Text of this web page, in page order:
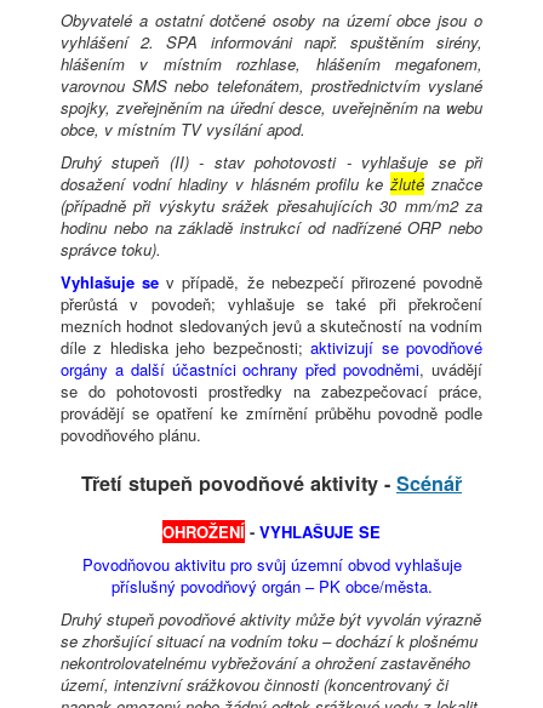
Obyvatelé a ostatní dotčené osoby na území obce jsou o
vyhlášení 2. SPA informováni např. spuštěním sirény,
hlášením v místním rozhlase, hlášením megafonem,
varovnou SMS nebo telefonátem, prostřednictvím vyslané
spojky, zveřejněním na úřední desce, uveřejněním na webu
obce, v místním TV vysílání apod.
Druhý stupeň (II) - stav pohotovosti - vyhlašuje se při
dosažení vodní hladiny v hlásném profilu kežluté značce
(případně při výskytu srážek přesahujících 30 mm/m2 za
hodinu nebo na základě instrukcí od nadřízené ORP nebo
správce toku).
Vyhlašuje se v případě, že nebezpečí přirozené povodně
přerůstá v povodeň; vyhlašuje se také při překročení
mezních hodnot sledovaných jevů a skutečností na vodním
díle z hlediska jeho bezpečnosti;aktivizují se povodňové
orgány a další účastníci ochrany před povodněmi, uvádějí
se do pohotovosti prostředky na zabezpečovací práce,
provádějí se opatření ke zmírnění průběhu povodně podle
povodňového plánu.
Třetí stupeň povodňové aktivity - Scénář
OHROŽENÍ - VYHLAŠUJE SE
Povodňovou aktivitu pro svůj územní obvod vyhlašuje
příslušný povodňový orgán – PK obce/města.
Druhý stupeň povodňové aktivity může být vyvolán výrazně
se zhoršující situací na vodním toku – dochází k plošnému
nekontrolovatelnému vybřežování a ohrožení zastavěného
území, intenzivní srážkovou činnosti (koncentrovaný či